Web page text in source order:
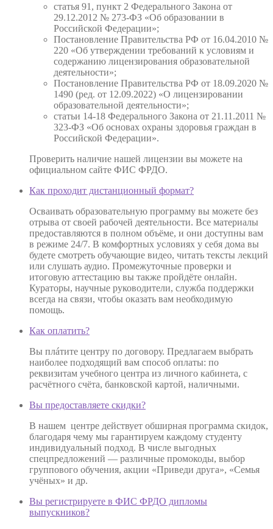
статья 91, пункт 2 Федерального Закона от
29.12.2012 № 273-ФЗ «Об образовании в
Российской Федерации»;
Постановление Правительства РФ от 16.04.2010 №
220 «Об утверждении требований к условиям и
содержанию лицензирования образовательной
деятельности»;
Постановление Правительства РФ от 18.09.2020 №
1490 (ред. от 12.09.2022) «О лицензировании
образовательной деятельности»;
статьи 14-18 Федерального Закона от 21.11.2011 №
323-ФЗ «Об основах охраны здоровья граждан в
Российской Федерации».
Проверить наличие нашей лицензии вы можете на
официальном сайте ФИС ФРДО.
Как проходит дистанционный формат?
Осваивать образовательную программу вы можете без
отрыва от своей рабочей деятельности. Все материалы
предоставляются в полном объёме, и они доступны вам
в режиме 24/7. В комфортных условиях у себя дома вы
будете смотреть обучающие видео, читать тексты лекций
или слушать аудио. Промежуточные проверки и
итоговую аттестацию вы также пройдёте онлайн.
Кураторы, научные руководители, служба поддержки
всегда на связи, чтобы оказать вам необходимую
помощь.
Как оплатить?
Вы плáтите центру по договору. Предлагаем выбрать
наиболее подходящий вам способ оплаты: по
реквизитам учебного центра из личного кабинета, с
расчётного счёта, банковской картой, наличными.
Вы предоставляете скидки?
В нашем центре действует обширная программа скидок,
благодаря чему мы гарантируем каждому студенту
индивидуальный подход. В числе выгодных
спецпредложений — различные промокоды, выбор
группового обучения, акции «Приведи друга», «Семья
учёных» и др.
Вы регистрируете в ФИС ФРДО дипломы
выпускников?